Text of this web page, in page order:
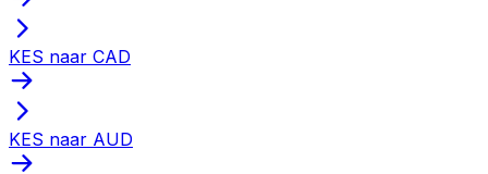
KES naar CAD
KES naar AUD